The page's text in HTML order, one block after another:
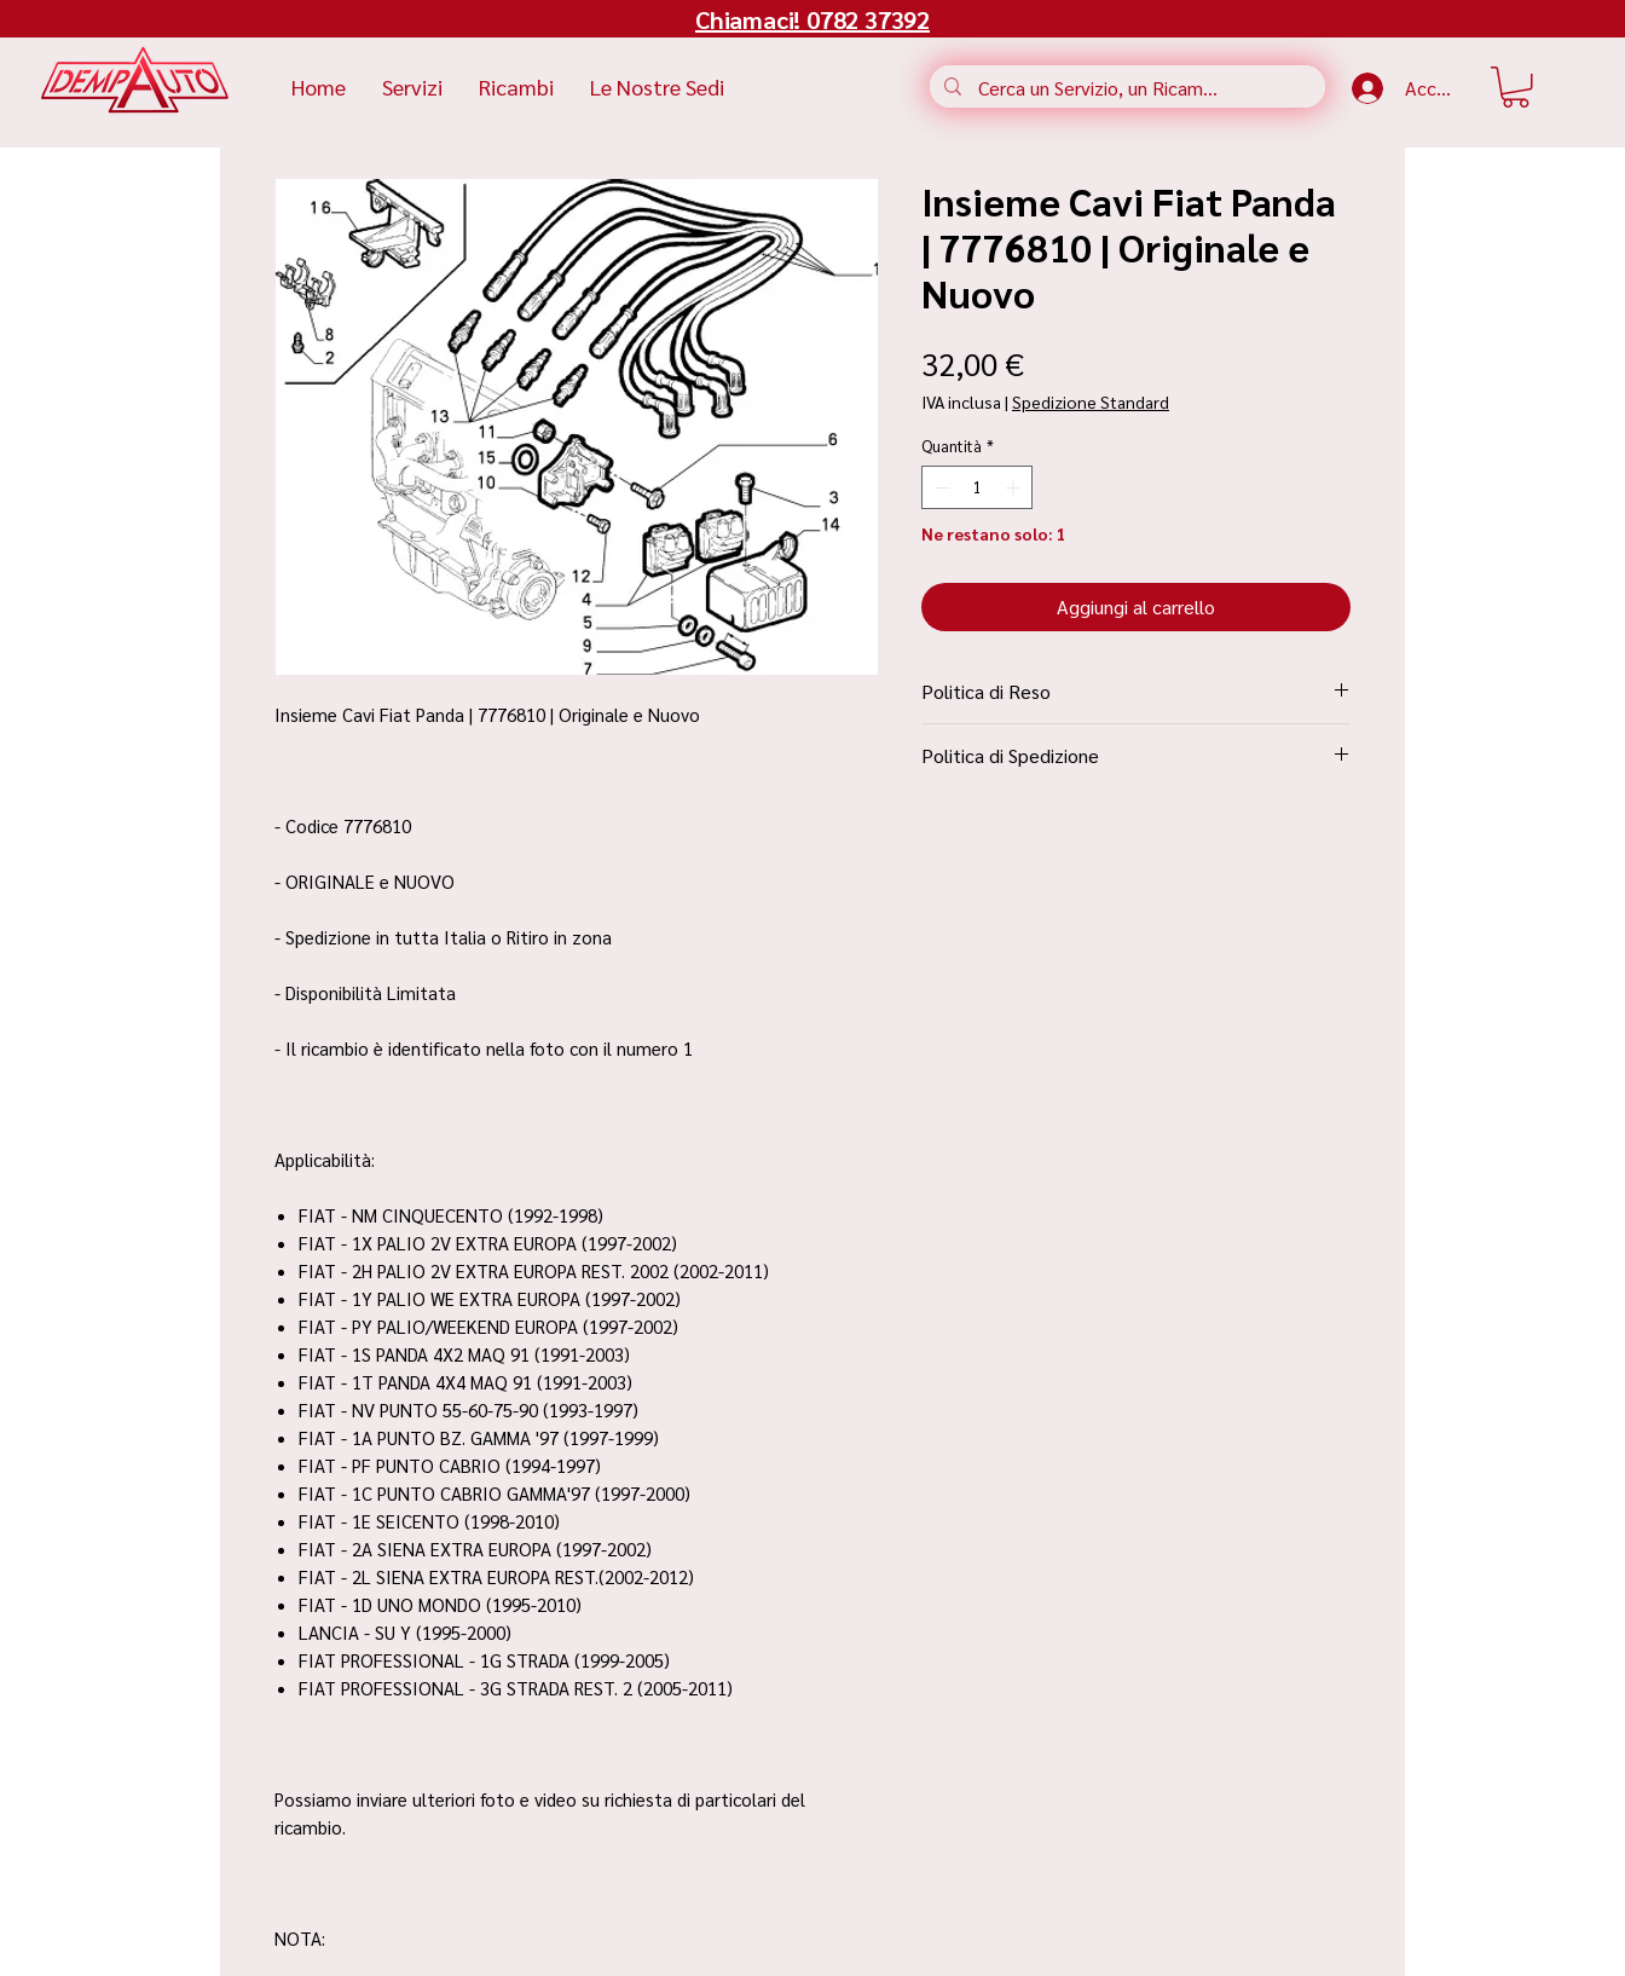
Chiamaci! 0782 37392
Accedi
Home Servizi Ricambi Le Nostre Sedi
Insieme Cavi Fiat Panda | 7776810 | Originale e Nuovo
- Codice 7776810
- ORIGINALE e NUOVO
- Spedizione in tutta Italia o Ritiro in zona
- Disponibilità Limitata
- Il ricambio è identificato nella foto con il numero 1
Applicabilità:
FIAT - NM CINQUECENTO (1992-1998)
FIAT - 1X PALIO 2V EXTRA EUROPA (1997-2002)
FIAT - 2H PALIO 2V EXTRA EUROPA REST. 2002 (2002-2011)
FIAT - 1Y PALIO WE EXTRA EUROPA (1997-2002)
FIAT - PY PALIO/WEEKEND EUROPA (1997-2002)
FIAT - 1S PANDA 4X2 MAQ 91 (1991-2003)
FIAT - 1T PANDA 4X4 MAQ 91 (1991-2003)
FIAT - NV PUNTO 55-60-75-90 (1993-1997)
FIAT - 1A PUNTO BZ. GAMMA '97 (1997-1999)
FIAT - PF PUNTO CABRIO (1994-1997)
FIAT - 1C PUNTO CABRIO GAMMA'97 (1997-2000)
FIAT - 1E SEICENTO (1998-2010)
FIAT - 2A SIENA EXTRA EUROPA (1997-2002)
FIAT - 2L SIENA EXTRA EUROPA REST.(2002-2012)
FIAT - 1D UNO MONDO (1995-2010)
LANCIA - SU Y (1995-2000)
FIAT PROFESSIONAL - 1G STRADA (1999-2005)
FIAT PROFESSIONAL - 3G STRADA REST. 2 (2005-2011)
Possiamo inviare ulteriori foto e video su richiesta di particolari del
ricambio.
NOTA:
Insieme Cavi Fiat Panda
| 7776810 | Originale e
Nuovo
32,00 €Prezzo
IVA inclusa | Spedizione Standard
Quantità *
Ne restano solo: 1
Aggiungi al carrello
Politica di Reso
Condizioni”
Politica di Spedizione